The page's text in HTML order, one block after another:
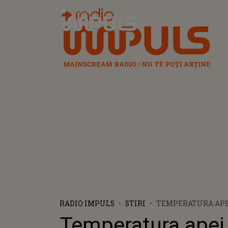
Radio Impuls
RADIO IMPULS STIRI
TEMPERATURA
VAMA VECHE,